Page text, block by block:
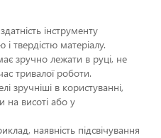
інструменту
твердістю матеріалу.
зручно лежати в руці, не
тривалої роботи.
зручніші в користуванні,
на висоті або у
наявність підсвічування